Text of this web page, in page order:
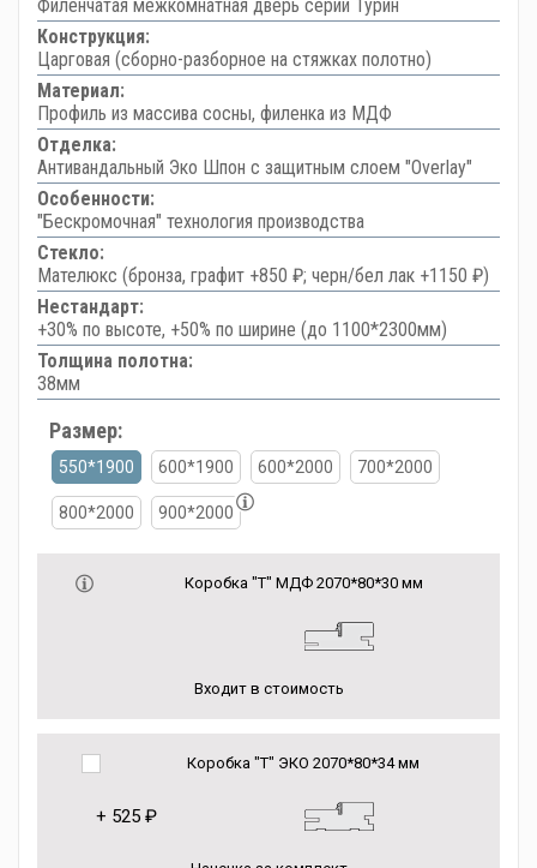
Филенчатая межкомнатная дверь серии Турин
Конструкция:
Царговая (сборно-разборное на стяжках полотно)
Материал:
Профиль из массива сосны, филенка из МДФ
Отделка:
Антивандальный Эко Шпон с защитным слоем "Overlay"
Особенности:
"Бескромочная" технология производства
Стекло:
Мателюкс (бронза, графит +850 ₽; черн/бел лак +1150 ₽)
Нестандарт:
+30% по высоте, +50% по ширине (до 1100*2300мм)
Толщина полотна:
38мм
Размер:
550*1900 600*1900 600*2000 700*2000
800*2000 900*2000
Коробка "Т" МДФ 2070*80*30 мм
Входит в стоимость
Коробка "Т" ЭКО 2070*80*34 мм
+ 525 ₽